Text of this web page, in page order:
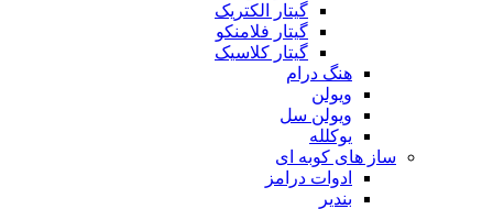
گیتار الکتریک
گیتار فلامنکو
گیتار کلاسیک
هنگ درام
ویولن
ویولن سل
یوکلله
ساز های کوبه ای
ادوات درامز
بندیر